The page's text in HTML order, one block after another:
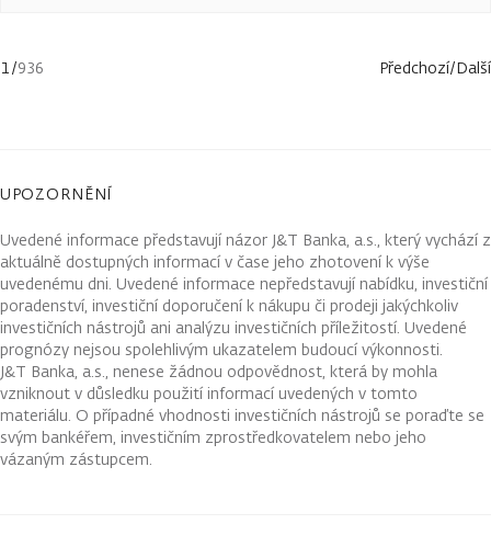
1/936 Předchozí/Další
UPOZORNĚNÍ
Uvedené informace představují názor J&T Banka, a.s., který vychází z
aktuálně dostupných informací v čase jeho zhotovení k výše
uvedenému dni. Uvedené informace nepředstavují nabídku, investiční
poradenství, investiční doporučení k nákupu či prodeji jakýchkoliv
investičních nástrojů ani analýzu investičních příležitostí. Uvedené
prognózy nejsou spolehlivým ukazatelem budoucí výkonnosti.
J&T Banka, a.s., nenese žádnou odpovědnost, která by mohla
vzniknout v důsledku použití informací uvedených v tomto
materiálu. O případné vhodnosti investičních nástrojů se poraďte se
svým bankéřem, investičním zprostředkovatelem nebo jeho
vázaným zástupcem.